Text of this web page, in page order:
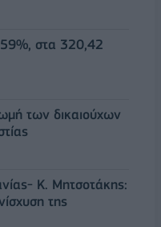
στα 320,42
των δικαιούχων
Κ. Μητσοτάκης:
της